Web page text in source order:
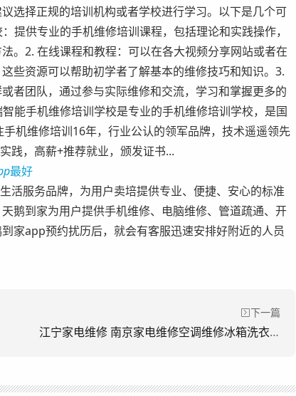
选择正规的培训机构或者学校进行学习。以下是几个可
提供专业的手机维修培训课程，包括理论和实践操作，
。2. 在线课程和教程：可以在各大视频分享网站或者在
些资源可以帮助初学者了解基本的维修技巧和知识。3.
者团队，通过参与实际维修和交流，学习和掌握更多的
能手机维修培训学校是专业的手机维修培训学校，是国
机维修培训16年，行业公认的领军品牌，技术遥遥领先
践，高薪+推荐就业，颁发证书...
最好
活服务品牌，为用户卖培提供专业、便捷、安心的标准
鹅到家为用户提供手机维修、电脑维修、管道疏通、开
家app预约扰历后，就会有客服迅速安排好附近的人员
下一篇
江宁家电维修 南京家电维修空调维修冰箱洗衣机热水器燃气灶壁挂炉